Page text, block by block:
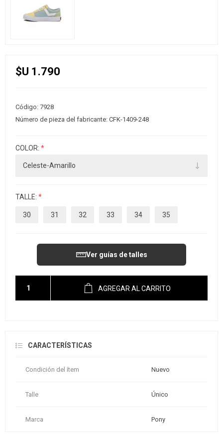
$U 1.790
Código: 7928
Número de pieza del fabricante: CFK-1409-248
COLOR: *
TALLE: *
30 31 32 33 34 35
Ver guías de talles
AGREGAR AL CARRITO
CARACTERÍSTICAS
Condición del ítem Nuevo
Talle Único
Marca Pony